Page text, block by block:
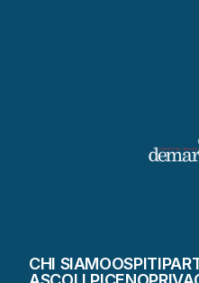
Scopri
CHI SIAMOOSPITI